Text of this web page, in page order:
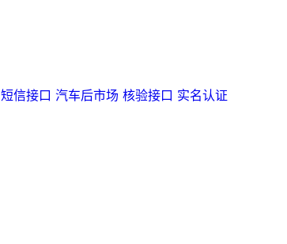
短信接口 汽车后市场 核验接口 实名认证